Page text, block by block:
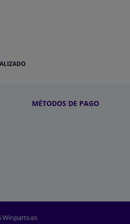
MÉTODOS DE PAGO
Winparts.es